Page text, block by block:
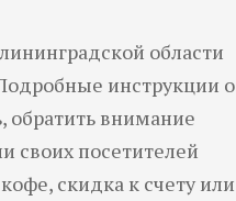
области
инструкции о
обратить внимание
своих посетителей
скидка к счету или